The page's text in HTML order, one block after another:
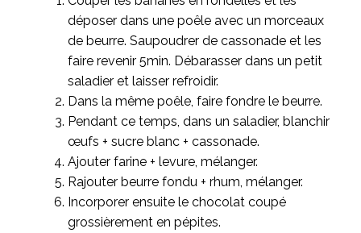
déposer dans une poêle avec un morceaux
de beurre. Saupoudrer de cassonade et les
faire revenir 5min. Débarasser dans un petit
saladier et laisser refroidir.
Dans la même poêle, faire fondre le beurre.
Pendant ce temps, dans un saladier, blanchir
œufs + sucre blanc + cassonade.
Ajouter farine + levure, mélanger.
Rajouter beurre fondu + rhum, mélanger.
Incorporer ensuite le chocolat coupé
grossièrement en pépites.